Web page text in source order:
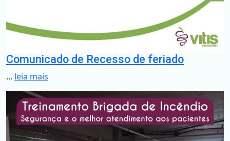
Comunicado de Recesso de feriado
... leia mais